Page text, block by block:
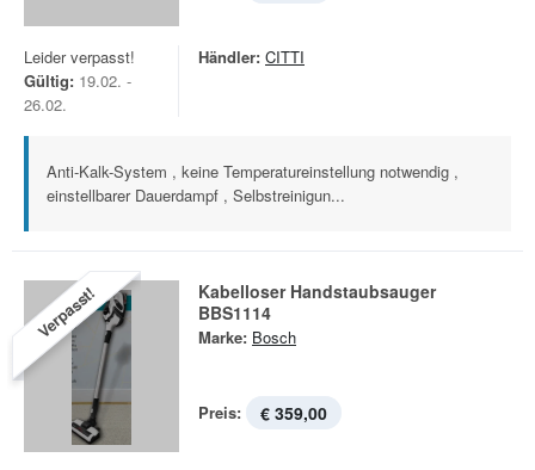
Leider verpasst!
Gültig: 19.02. -
26.02.
Händler: CITTI
Anti-Kalk-System , keine Temperatureinstellung notwendig ,
einstellbarer Dauerdampf , Selbstreinigun...
Verpasst!
Kabelloser Handstaubsauger
BBS1114
Marke: Bosch
Preis: € 359,00